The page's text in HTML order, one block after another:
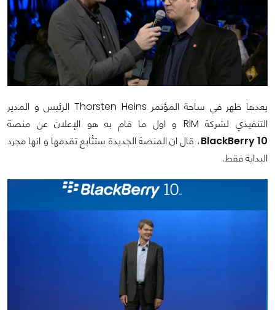
بعدها ظهر في ساحة المؤتمر Thorsten Heins الرئيس و المدير
التنفيذي لشركة RIM و اول ما قام به هو الإعلان عن منصة
BlackBerry 10، قال ان المنصة الجديدة ستتُابع تقدمها و انها مجرد
البداية فقط.